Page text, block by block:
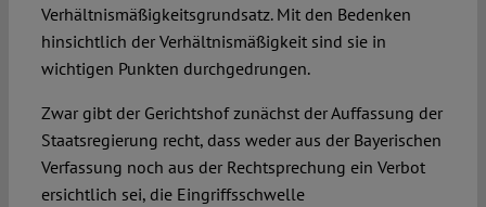
Verhältnismäßigkeitsgrundsatz. Mit den Bedenken
hinsichtlich der Verhältnismäßigkeit sind sie in
wichtigen Punkten durchgedrungen.
Zwar gibt der Gerichtshof zunächst der Auffassung der
Staatsregierung recht, dass weder aus der Bayerischen
Verfassung noch aus der Rechtsprechung ein Verbot
ersichtlich sei, die Eingriffsschwelle